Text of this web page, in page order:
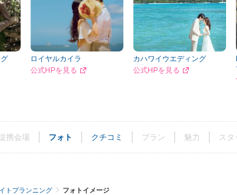
ロイヤルカイラ
公式HPを見る
カハワイウエディング
公式HPを見る
携会場 フォト クチコミ プラン 魅力 スタ
トプランニング フォトイメージ